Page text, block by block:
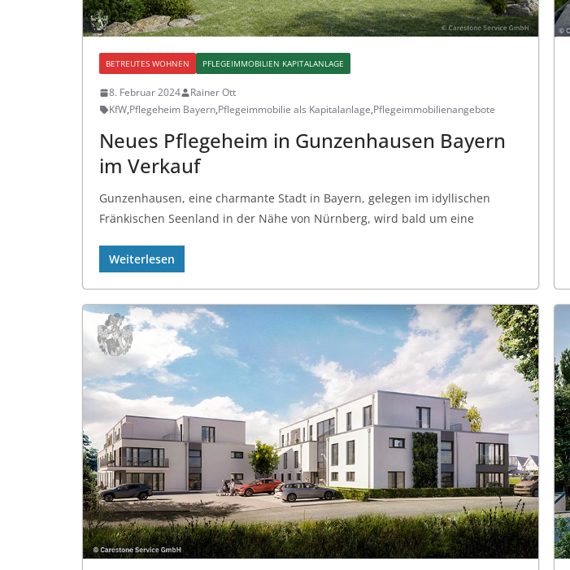
BETREUTES WOHNEN PFLEGEIMMOBILIEN KAPITALANLAGE
8. Februar 2024
Rainer Ott
KfW,Pflegeheim Bayern,Pflegeimmobilie als Kapitalanlage,Pflegeimmobilienangebote
Neues Pflegeheim in Gunzenhausen Bayern
im Verkauf
Gunzenhausen, eine charmante Stadt in Bayern, gelegen im idyllischen
Fränkischen Seenland in der Nähe von Nürnberg, wird bald um eine
Weiterlesen